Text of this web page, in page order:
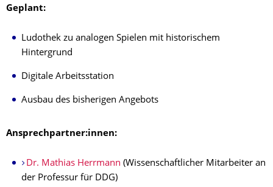
Geplant:
Ludothek zu analogen Spielen mit historischem
Hintergrund
Digitale Arbeitsstation
Ausbau des bisherigen Angebots
Ansprechpartner:innen:
Dr. Mathias Herrmann (Wissenschaftlicher Mitarbeiter an
der Professur für DDG)